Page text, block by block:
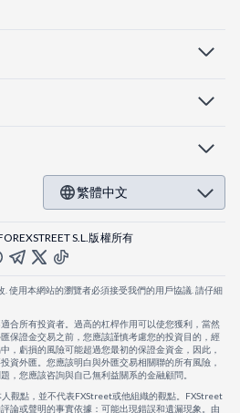
繁體中文
S.L.版權所有
使用本網站的瀏覽者必須接受我們的用戶協議. 請仔細
合所有投資者。過高的杠桿作用可以使您獲利，當然
保證金交易之前，您應該謹慎考慮您的投資目的，經
，虧損的風險可能超過您最初的保證金資金，因此，
資外匯。您應該明白與外匯交易相關聯的所有風險，
，您應該咨詢與自己無利益關系的金融顧問。
觀點，並不代表FXStreet或他組織的觀點。FXStreet
論或聲明的事實依據：可能出現錯誤和遺漏現象。由